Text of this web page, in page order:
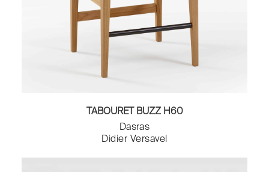
TABOURET BUZZ H60
Dasras
Didier Versavel